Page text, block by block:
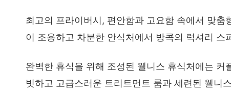
최고의 프라이버시, 편안함과 고요함 속에서 맞춤
이 조용하고 차분한 안식처에서 방콕의 럭셔리 스
완벽한 휴식을 위해 조성된 웰니스 휴식처에는 커
빗하고 고급스러운 트리트먼트 룸과 세련된 웰니